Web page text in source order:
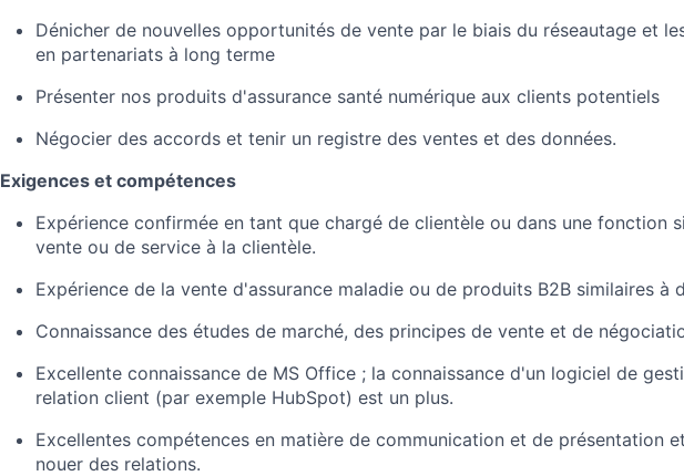
Dénicher de nouvelles opportunités de vente par le biais du réseautage et
en partenariats à long terme
Présenter nos produits d'assurance santé numérique aux clients potentiels
Négocier des accords et tenir un registre des ventes et des données.
Exigences et compétences
Expérience confirmée en tant que chargé de clientèle ou dans une fonction
vente ou de service à la clientèle.
Expérience de la vente d'assurance maladie ou de produits B2B similaires à
Connaissance des études de marché, des principes de vente et de
Excellente connaissance de MS Office ; la connaissance d'un logiciel de
relation client (par exemple HubSpot) est un plus.
Excellentes compétences en matière de communication et de présentation
nouer des relations.